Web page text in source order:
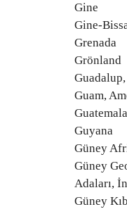
Gine
Gine-
Grenada
Grönland
Guam,
Guatemala
Guyana
Güney
Güney
Adaları,
Güney